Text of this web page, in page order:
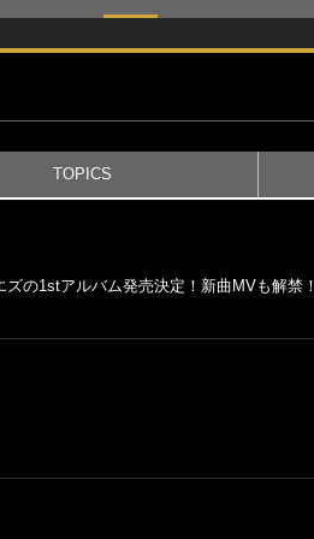
TOPICS
の1stアルバム発売決定！新曲MVも解禁！